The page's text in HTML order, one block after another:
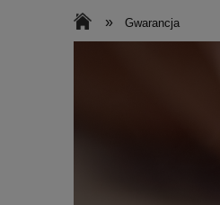
» Gwarancja